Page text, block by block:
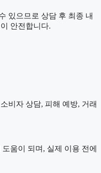
있으므로 상담 후 최종 내
안전합니다.
비자 상담, 피해 예방, 거래
움이 되며, 실제 이용 전에